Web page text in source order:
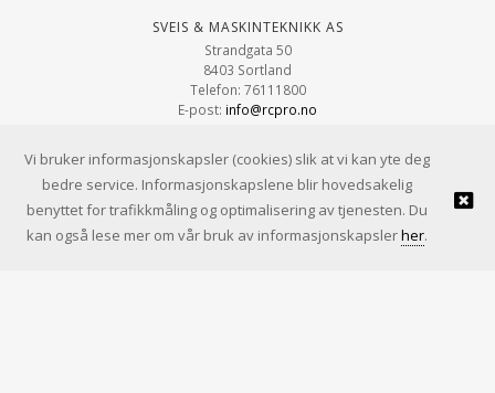
Sveis & Maskinteknikk AS
Strandgata 50
8403 Sortland
Telefon: 76111800
E-post: info@rcpro.no
© Sveis & Maskinteknikk AS |Design&implementasjon av Kréatif
Vi bruker informasjonskapsler (cookies) slik at vi kan yte deg
bedre service. Informasjonskapslene blir hovedsakelig
benyttet for trafikkmåling og optimalisering av tjenesten. Du
kan også lese mer om vår bruk av informasjonskapslerher.